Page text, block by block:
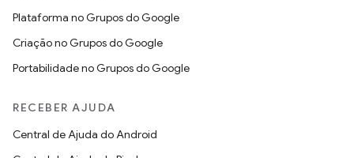
Plataforma no Grupos do Google
Criação no Grupos do Google
Portabilidade no Grupos do Google
RECEBER AJUDA
Central de Ajuda do Android